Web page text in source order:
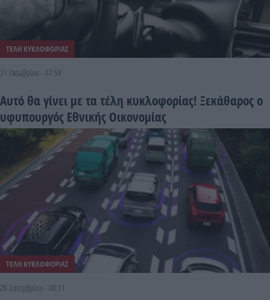
ΤΕΛΗ ΚΥΚΛΟΦΟΡΙΑΣ
21 Οκτωβρίου - 07:59
Αυτό θα γίνει με τα τέλη κυκλοφορίας! Ξεκάθαρος ο
υφυπουργός Εθνικής Οικονομίας
ΤΕΛΗ ΚΥΚΛΟΦΟΡΙΑΣ
28 Σεπτεμβρίου - 08:11